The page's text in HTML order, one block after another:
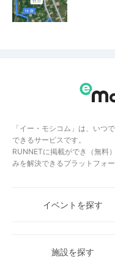
「イー・モシコム」は、いつ
できるサービスです。
RUNNETに掲載ができ（無料
みを解決できるプラットフォー
イベントを探す
施設を探す